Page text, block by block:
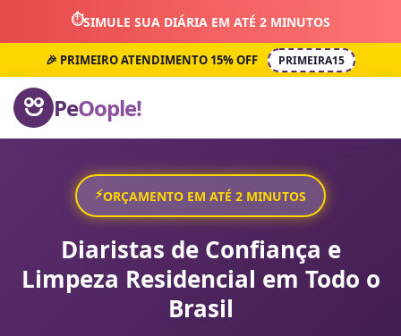
⏱️SIMULE SUA DIÁRIA EM ATÉ 2 MINUTOS
🎉 PRIMEIRO ATENDIMENTO 15% OFF PRIMEIRA15
PeOople!
⚡ORÇAMENTO EM ATÉ 2 MINUTOS
Diaristas de Confiança e
Limpeza Residencial em Todo o
Brasil